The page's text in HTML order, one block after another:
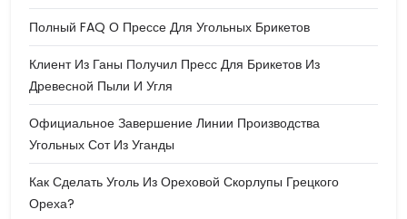
Полный FAQ О Прессе Для Угольных Брикетов
Клиент Из Ганы Получил Пресс Для Брикетов Из
Древесной Пыли И Угля
Официальное Завершение Линии Производства
Угольных Сот Из Уганды
Как Сделать Уголь Из Ореховой Скорлупы Грецкого
Ореха?